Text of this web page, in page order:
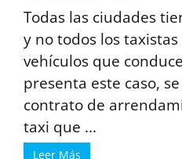
Todas las ciudades
y no todos los
vehículos que
presenta este caso,
contrato de
taxi que ...
Leer Más